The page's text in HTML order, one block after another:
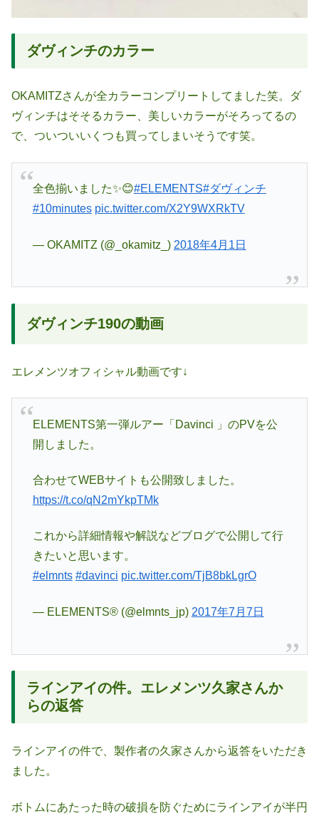
ダヴィンチのカラー
OKAMITZさんが全カラーコンプリートしてました笑。ダ
ヴィンチはそそるカラー、美しいカラーがそろってるの
で、ついついいくつも買ってしまいそうです笑。
全色揃いました✨😊#ELEMENTS#ダヴィンチ
#10minutes pic.twitter.com/X2Y9WXRkTV
— OKAMITZ (@_okamitz_) 2018年4月1日
ダヴィンチ190の動画
エレメンツオフィシャル動画です↓
ELEMENTS第一弾ルアー「Davinci 」のPVを公
開しました。
合わせてWEBサイトも公開致しました。
https://t.co/qN2mYkpTMk
これから詳細情報や解説などブログで公開して行
きたいと思います。
#elmnts #davinci pic.twitter.com/TjB8bkLgrO
— ELEMENTS® (@elmnts_jp) 2017年7月7日
ラインアイの件。エレメンツ久家さんか
らの返答
ラインアイの件で、製作者の久家さんから返答をいただき
ました。
ボトムにあたった時の破損を防ぐためにラインアイが半円